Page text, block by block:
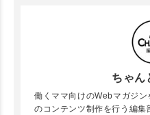
ちゃん
働くママ向けのWebマガジン
のコンテンツ制作を行う編集